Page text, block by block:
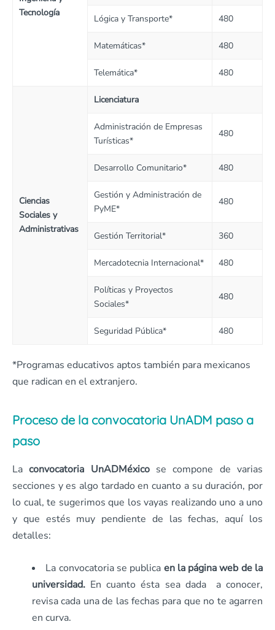
Tecnología
Lógica y Transporte* 480
Matemáticas* 480
Telemática* 480
Ciencias
Sociales y
Administrativas
Licenciatura
Administración de Empresas
Turísticas*
480
Desarrollo Comunitario* 480
Gestión y Administración de
PyME*
480
Gestión Territorial* 360
Mercadotecnia Internacional* 480
Políticas y Proyectos
Sociales*
480
Seguridad Pública* 480
*Programas educativos aptos también para mexicanos
que radican en el extranjero.
Proceso de la convocatoria UnADM paso a
paso
Laconvocatoria UnADMéxicose compone de varias
secciones y es algo tardado en cuanto a su duración, por
lo cual, te sugerimos que los vayas realizando uno a uno
y que estés muy pendiente de las fechas, aquí los
detalles:
La convocatoria se publica en la página web de la
universidad. En cuanto ésta sea dada a conocer,
revisa cada una de las fechas para que no te agarren
en curva.